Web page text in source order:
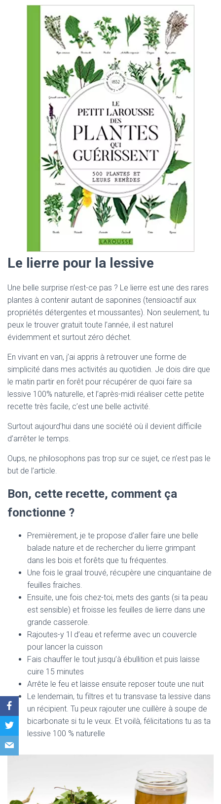
Le lierre pour la lessive
Une belle surprise n’est-ce pas ? Le lierre est une des rares
plantes à contenir autant de saponines (tensioactif aux
propriétés détergentes et moussantes). Non seulement, tu
peux le trouver gratuit toute l’année, il est naturel
évidemment et surtout zéro déchet.
En vivant en van, j’ai appris à retrouver une forme de
simplicité dans mes activités au quotidien. Je dois dire que
le matin partir en forêt pour récupérer de quoi faire sa
lessive 100% naturelle, et l’après-midi réaliser cette petite
recette très facile, c’est une belle activité.
Surtout aujourd’hui dans une société où il devient difficile
d’arrêter le temps.
Oups, ne philosophons pas trop sur ce sujet, ce n’est pas le
but de l’article.
Bon, cette recette, comment ça
fonctionne ?
Premièrement, je te propose d’aller faire une belle
balade nature et de rechercher du lierre grimpant
dans les bois et forêts que tu fréquentes.
Une fois le graal trouvé, récupère une cinquantaine de
feuilles fraiches.
Ensuite, une fois chez-toi, mets des gants (si ta peau
est sensible) et froisse les feuilles de lierre dans une
grande casserole.
Rajoutes-y 1l d’eau et referme avec un couvercle
pour lancer la cuisson
Fais chauffer le tout jusqu’à ébullition et puis laisse
cuire 15 minutes
Arrête le feu et laisse ensuite reposer toute une nuit
Le lendemain, tu filtres et tu transvase ta lessive dans
un récipient. Tu peux rajouter une cuillère à soupe de
bicarbonate si tu le veux. Et voilà, félicitations tu as ta
lessive 100 % naturelle